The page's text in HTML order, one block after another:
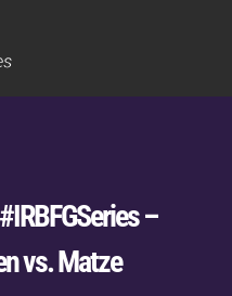
–
vs. Matze